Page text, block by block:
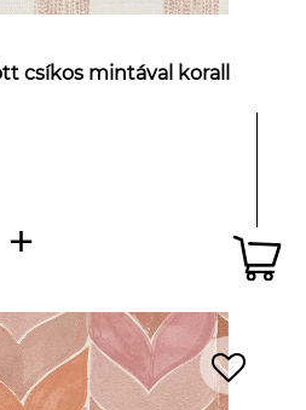
csíkos mintával korall